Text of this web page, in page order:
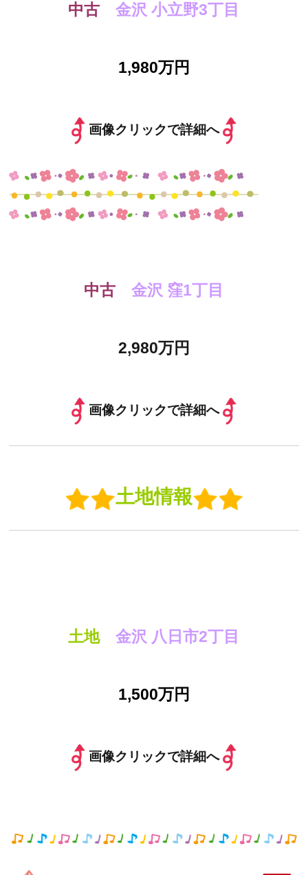
中古 金沢 小立野3丁目
1,980万円
画像クリックで詳細へ
中古 金沢 窪1丁目
2,980万円
画像クリックで詳細へ
土地情報
土地金沢 八日市2丁目
1,500万円
画像クリックで詳細へ